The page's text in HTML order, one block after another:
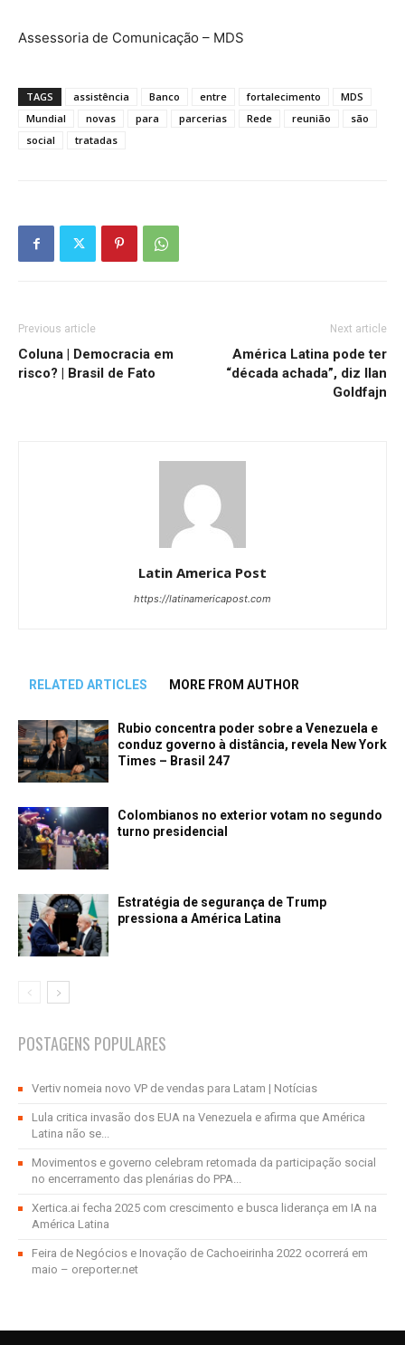
Assessoria de Comunicação – MDS
TAGS assistência Banco entre fortalecimento
MDS
Mundial
novas para parcerias Rede reunião
são
social
tratadas
Previous article
Coluna | Democracia em
risco? | Brasil de Fato
Next article
América Latina pode ter
“década achada”, diz Ilan
Goldfajn
Latin America Post
https://latinamericapost.com
RELATED ARTICLES MORE FROM AUTHOR
Rubio concentra poder sobre a Venezuela e
conduz governo à distância, revela New York
Times – Brasil 247
Colombianos no exterior votam no segundo
turno presidencial
Estratégia de segurança de Trump
pressiona a América Latina
POSTAGENS POPULARES
Vertiv nomeia novo VP de vendas para Latam | Notícias
Lula critica invasão dos EUA na Venezuela e afirma que América
Latina não se...
Movimentos e governo celebram retomada da participação social
no encerramento das plenárias do PPA...
Xertica.ai fecha 2025 com crescimento e busca liderança em IA na
América Latina
Feira de Negócios e Inovação de Cachoeirinha 2022 ocorrerá em
maio – oreporter.net